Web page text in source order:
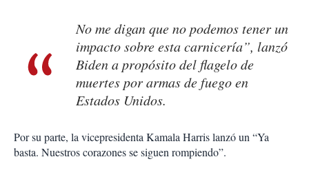
No me digan que no podemos tener un
impacto sobre esta carnicería”, lanzó
Biden a propósito del flagelo de
muertes por armas de fuego en
Estados Unidos.
Por su parte, la vicepresi­denta Kamala Harris lanzó un “Ya
basta. Nuestros corazones se siguen rompiendo”.